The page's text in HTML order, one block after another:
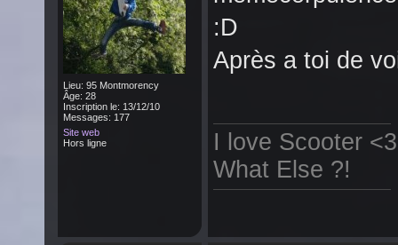
Lieu: 95 Montmorency
Âge: 28
Inscription le: 13/12/10
Messages: 177
Site web
Hors ligne
:D
Après a toi de
I love Scooter <3
What Else ?!